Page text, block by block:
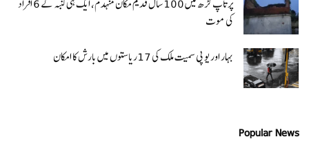
پرتاپ گڑھ میں 100 سال قدیم مکان منہدم، ایک ہی کنبہ کے 6 افراد
کی موت
بہار اور یو پی سمیت ملک کی 17ریاستوں میں بارش کا امکان
Popular News